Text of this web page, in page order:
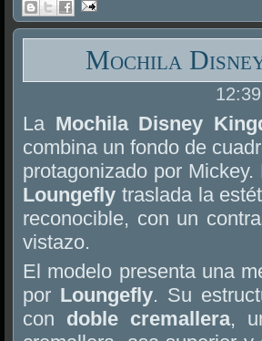
Mochila
La Mochila Disney
combina un fondo de
protagonizado por Mickey.
Loungefly traslada la
reconocible, con un
vistazo.
El modelo presenta una
por Loungefly. Su
con doble cremallera,